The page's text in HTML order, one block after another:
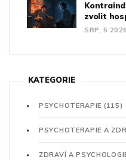
zvolit
SRP, 5 2026
KATEGORIE
PSYCHOTERAPIE (115)
PSYCHOTERAPIE A
ZDRAVÍ A